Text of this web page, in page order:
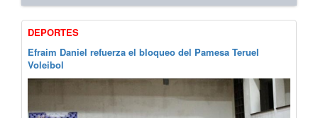
DEPORTES
Efraim Daniel refuerza el bloqueo del Pamesa Teruel
Voleibol